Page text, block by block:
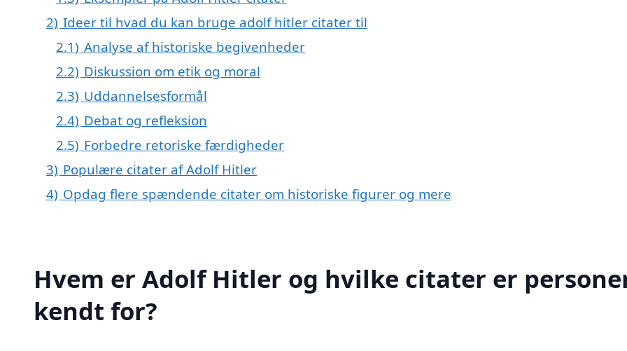
2) Ideer til hvad du kan bruge adolf hitler citater til
2.1) Analyse af historiske begivenheder
2.2) Diskussion om etik og moral
2.3) Uddannelsesformål
2.4) Debat og refleksion
2.5) Forbedre retoriske færdigheder
3) Populære citater af Adolf Hitler
4) Opdag flere spændende citater om historiske figurer og mere
Hvem er Adolf Hitler og hvilke citater er
kendt for?